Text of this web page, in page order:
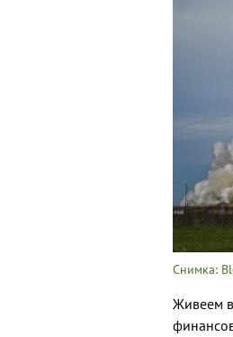
Снимка:
Живеем